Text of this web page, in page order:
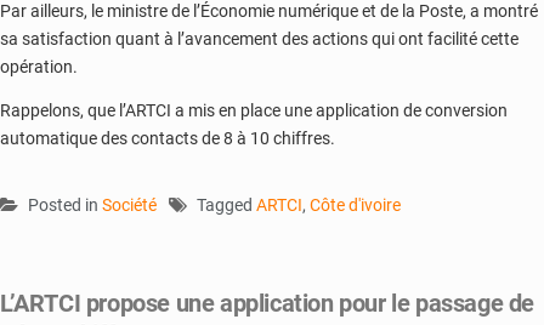
Par ailleurs, le ministre de l’Économie numérique et de la Poste, a montré
sa satisfaction quant à l’avancement des actions qui ont facilité cette
opération.
Rappelons, que l’ARTCI a mis en place une application de conversion
automatique des contacts de 8 à 10 chiffres.
Posted in Société Tagged ARTCI, Côte d'ivoire
L’ARTCI propose une application pour le passage de